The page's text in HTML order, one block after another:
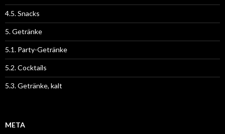
4.5. Snacks
5. Getränke
5.1. Party-Getränke
5.2. Cocktails
5.3. Getränke, kalt
META